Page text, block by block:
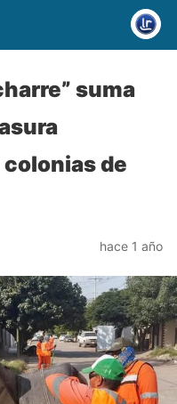
suma
de
hace 1 año